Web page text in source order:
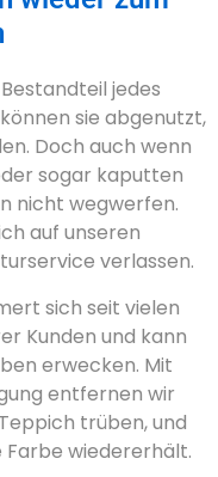
jedes
sie abgenutzt,
Doch auch wenn
sogar kaputten
nicht wegwerfen.
auf unseren
verlassen.
sich seit vielen
Kunden und kann
erwecken. Mit
entfernen wir
trüben, und
Farbe wiedererhält.